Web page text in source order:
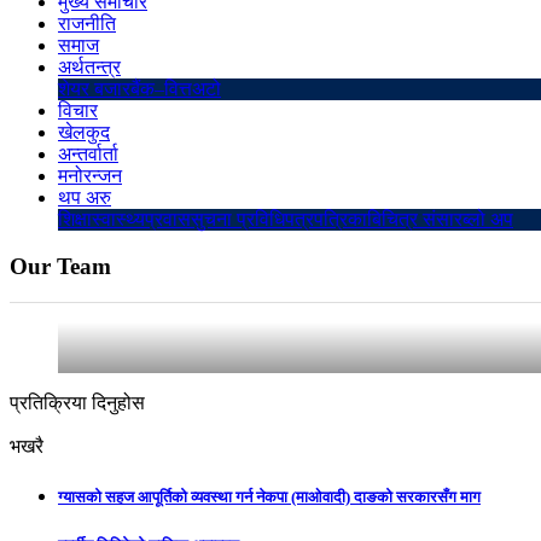
राजनीति
समाज
अर्थतन्त्र
शेयर बजारबैंक–वित्तअटो
विचार
खेलकुद
अन्तर्वार्ता
मनोरन्जन
थप अरु
शिक्षास्वास्थ्यप्रवाससुचना प्रविधिपत्रपत्रिकाबिचित्र संसारब्लो अप
Our Team
प्रतिक्रिया दिनुहोस
भखरै
ग्यासको सहज आपूर्तिको व्यवस्था गर्न नेकपा (माओवादी) दाङको सरकारसँग माग